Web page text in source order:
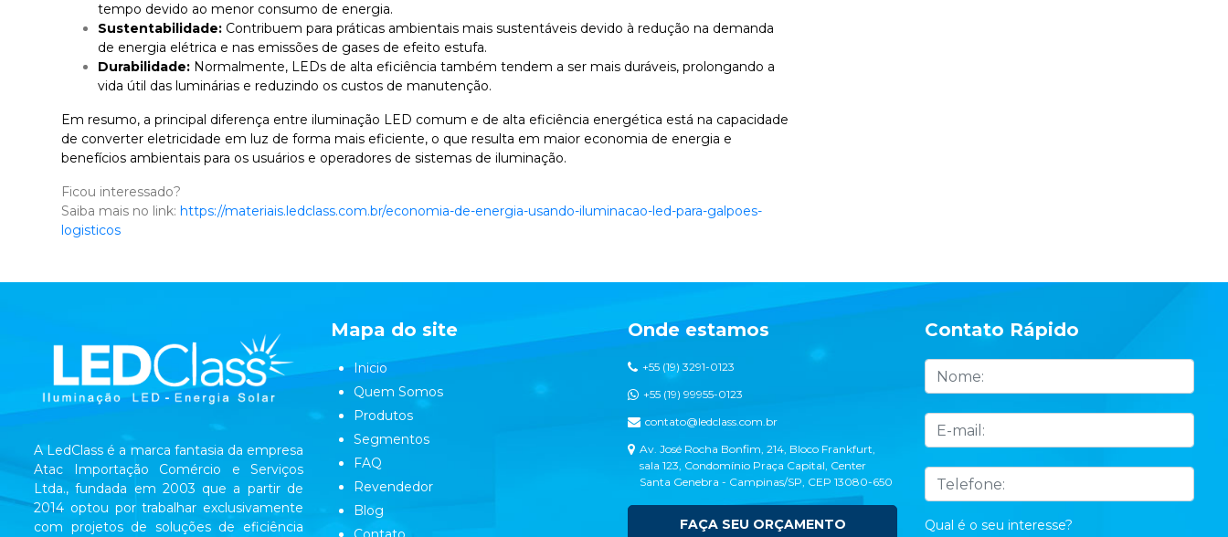
tempo devido ao menor consumo de energia.
Sustentabilidade: Contribuem para práticas ambientais mais sustentáveis devido à redução na demanda
de energia elétrica e nas emissões de gases de efeito estufa.
Durabilidade: Normalmente, LEDs de alta eficiência também tendem a ser mais duráveis, prolongando a
vida útil das luminárias e reduzindo os custos de manutenção.
Em resumo, a principal diferença entre iluminação LED comum e de alta eficiência energética está na capacidade
de converter eletricidade em luz de forma mais eficiente, o que resulta em maior economia de energia e
benefícios ambientais para os usuários e operadores de sistemas de iluminação.
Ficou interessado?
Saiba mais no link: https://materiais.ledclass.com.br/economia-de-energia-usando-iluminacao-led-para-galpoes-
logisticos
A LedClass é a marca fantasia da empresa
Atac Importação Comércio e Serviços
Ltda., fundada em 2003 que a partir de
2014 optou por trabalhar exclusivamente
com projetos de soluções de eficiência
Mapa do site
Inicio
Quem Somos
Produtos
Segmentos
FAQ
Revendedor
Blog
Onde estamos
+55 (19) 3291-0123
+55 (19) 99955-0123
contato@ledclass.com.br
Av. José Rocha Bonfim, 214, Bloco Frankfurt,
sala 123, Condomínio Praça Capital, Center
Santa Genebra - Campinas/SP, CEP 13080-650
FAÇA SEU ORÇAMENTO
Contato Rápido
Qual é o seu interesse?